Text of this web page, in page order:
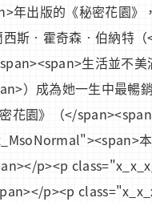
出版的《秘密花園》
西斯‧霍奇森‧伯納特
生活並不美
成為她一生中最暢
花園》（</
p><p
p><p